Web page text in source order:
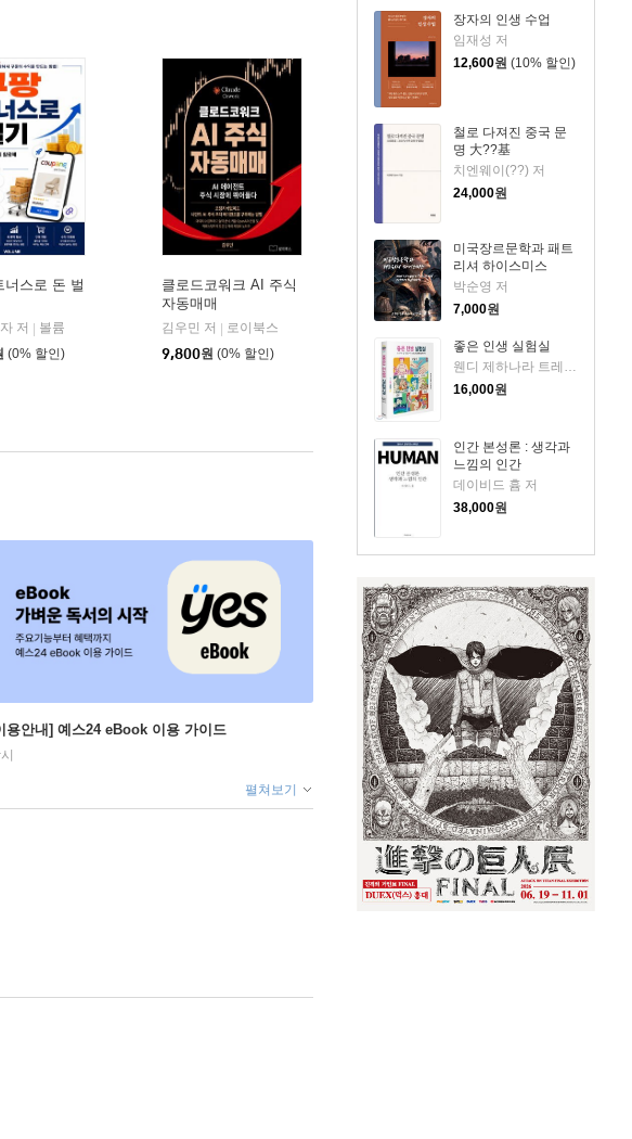
장자의 인생 수업
임재성 저
12,600원 (10% 할인)
철로 다져진 중국 문
명 大??基
치엔웨이(??) 저
24,000원
미국장르문학과 패트
리셔 하이스미스
박순영 저
7,000원
좋은 인생 실험실
웬디 제하나라 트레메인 저/황근하 역
16,000원
인간 본성론 : 생각과
느낌의 인간
데이비드 흄 저
38,000원
너스로 돈 벌
저 | 볼륨
(0% 할인)
클로드코워크 AI 주식
자동매매
김우민 저 | 로이북스
9,800원 (0% 할인)
용안내] 예스24 eBook 이용 가이드
펼쳐보기